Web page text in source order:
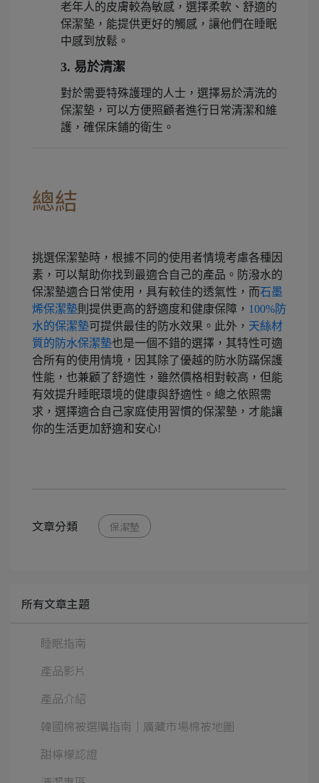
老年人的皮膚較為敏感，選擇柔軟、舒適的
保潔墊，能提供更好的觸感，讓他們在睡眠
中感到放鬆。
3. 易於清潔
對於需要特殊護理的人士，選擇易於清洗的
保潔墊，可以方便照顧者進行日常清潔和維
護，確保床鋪的衛生。
總結
挑選保潔墊時，根據不同的使用者情境考慮各種因
素，可以幫助你找到最適合自己的產品。防潑水的
保潔墊適合日常使用，具有較佳的透氣性，而石墨
烯保潔墊則提供更高的舒適度和健康保障， 100%防
水的保潔墊可提供最佳的防水效果。此外， 天絲材
質的防水保潔墊也是一個不錯的選擇，其特性可適
合所有的使用情境，因其除了優越的防水防蹣保護
性能，也兼顧了舒適性，雖然價格相對較高，但能
有效提升睡眠環境的健康與舒適性。總之依照需
求，選擇適合自己家庭使用習慣的保潔墊，才能讓
你的生活更加舒適和安心!
文章分類 保潔墊
所有文章主題
睡眠指南
產品影片
產品介紹
韓國棉被選購指南｜廣藏市場棉被地圖
甜檸檬認證